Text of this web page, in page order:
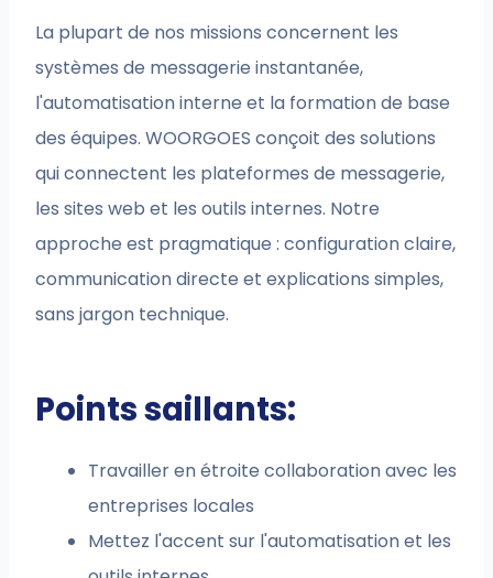
La plupart de nos missions concernent les
systèmes de messagerie instantanée,
l'automatisation interne et la formation de base
des équipes. WOORGOES conçoit des solutions
qui connectent les plateformes de messagerie,
les sites web et les outils internes. Notre
approche est pragmatique : configuration claire,
communication directe et explications simples,
sans jargon technique.
Points saillants:
Travailler en étroite collaboration avec les
entreprises locales
Mettez l'accent sur l'automatisation et les